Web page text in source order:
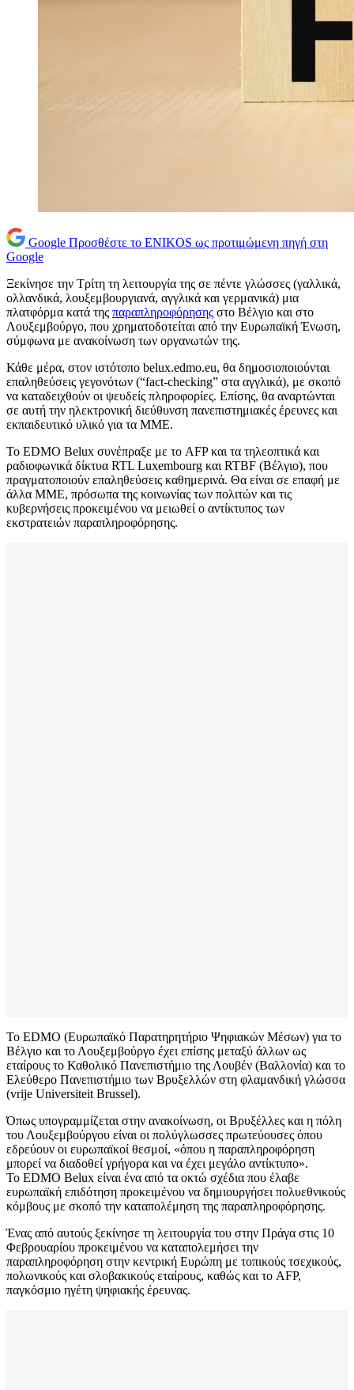
Google Προσθέστε το ENIKOS ως προτιμώμενη πηγή στη
Google
Ξεκίνησε την Τρίτη τη λειτουργία της σε πέντε γλώσσες (γαλλικά,
ολλανδικά, λουξεμβουργιανά, αγγλικά και γερμανικά) μια
πλατφόρμα κατά της παραπληροφόρησης στο Βέλγιο και στο
Λουξεμβούργο, που χρηματοδοτείται από την Ευρωπαϊκή Ένωση,
σύμφωνα με ανακοίνωση των οργανωτών της.
Κάθε μέρα, στον ιστότοπο belux.edmo.eu, θα δημοσιοποιούνται
επαληθεύσεις γεγονότων (“fact-checking” στα αγγλικά), με σκοπό
να καταδειχθούν οι ψευδείς πληροφορίες. Επίσης, θα αναρτώνται
σε αυτή την ηλεκτρονική διεύθυνση πανεπιστημιακές έρευνες και
εκπαιδευτικό υλικό για τα ΜΜΕ.
Το EDMO Belux συνέπραξε με το AFP και τα τηλεοπτικά και
ραδιοφωνικά δίκτυα RTL Luxembourg και RTBF (Βέλγιο), που
πραγματοποιούν επαληθεύσεις καθημερινά. Θα είναι σε επαφή με
άλλα ΜΜΕ, πρόσωπα της κοινωνίας των πολιτών και τις
κυβερνήσεις προκειμένου να μειωθεί ο αντίκτυπος των
εκστρατειών παραπληροφόρησης.
Το EDMO (Ευρωπαϊκό Παρατηρητήριο Ψηφιακών Μέσων) για το
Βέλγιο και το Λουξεμβούργο έχει επίσης μεταξύ άλλων ως
εταίρους το Καθολικό Πανεπιστήμιο της Λουβέν (Βαλλονία) και το
Ελεύθερο Πανεπιστήμιο των Βρυξελλών στη φλαμανδική γλώσσα
(vrije Universiteit Brussel).
Όπως υπογραμμίζεται στην ανακοίνωση, οι Βρυξέλλες και η πόλη
του Λουξεμβούργου είναι οι πολύγλωσσες πρωτεύουσες όπου
εδρεύουν οι ευρωπαϊκοί θεσμοί, «όπου η παραπληροφόρηση
μπορεί να διαδοθεί γρήγορα και να έχει μεγάλο αντίκτυπο».
Το EDMO Belux είναι ένα από τα οκτώ σχέδια που έλαβε
ευρωπαϊκή επιδότηση προκειμένου να δημιουργήσει πολυεθνικούς
κόμβους με σκοπό την καταπολέμηση της παραπληροφόρησης.
Ένας από αυτούς ξεκίνησε τη λειτουργία του στην Πράγα στις 10
Φεβρουαρίου προκειμένου να καταπολεμήσει την
παραπληροφόρηση στην κεντρική Ευρώπη με τοπικούς τσεχικούς,
πολωνικούς και σλοβακικούς εταίρους, καθώς και το AFP,
παγκόσμιο ηγέτη ψηφιακής έρευνας.